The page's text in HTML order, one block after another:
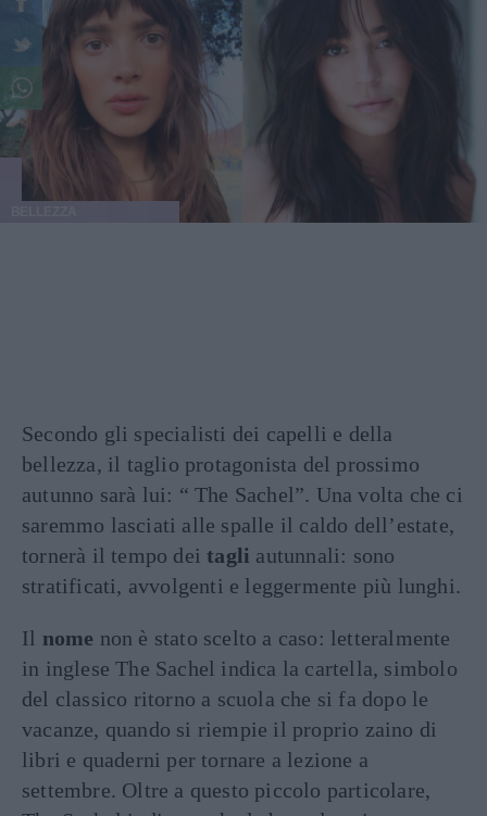
Secondo gli specialisti dei capelli e della
bellezza, il taglio protagonista del prossimo
autunno sarà lui: “ The Sachel”. Una volta che ci
saremmo lasciati alle spalle il caldo dell’estate,
tornerà il tempo deitagli autunnali: sono
stratificati, avvolgenti e leggermente più lunghi.
Il nome non è stato scelto a caso: letteralmente
in inglese The Sachel indica la cartella, simbolo
del classico ritorno a scuola che si fa dopo le
vacanze, quando si riempie il proprio zaino di
libri e quaderni per tornare a lezione a
settembre. Oltre a questo piccolo particolare,